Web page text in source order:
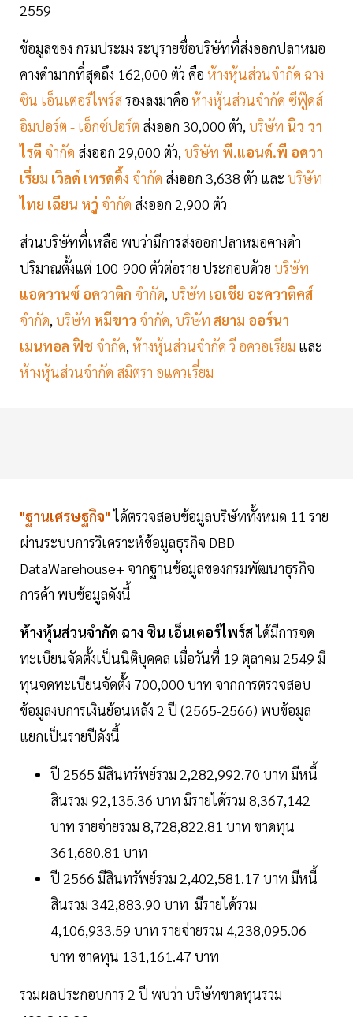
2559
ข้อมูลของ กรมประมง ระบุรายชื่อบริษัทที่ส่งออกปลาหมอ
คางดำมากที่สุดถึง 162,000 ตัว คือ ห้างหุ้นส่วนจำกัด ฉาง
ซิน เอ็นเตอร์ไพร์สรองลงมาคือ ห้างหุ้นส่วนจำกัด ซีฟู๊ดส์
อิมปอร์ต - เอ็กซ์ปอร์ต ส่งออก 30,000 ตัว, บริษัท นิว วา
ไรตี จำกัด ส่งออก 29,000 ตัว, บริษัท พี.แอนด์.พี อควา
เรี่ยม เวิลด์ เทรดดิ้ง จำกัด ส่งออก 3,638 ตัว และ บริษัท
ไทย เฉียน หวู่ จำกัด ส่งออก 2,900 ตัว
ส่วนบริษัทที่เหลือ พบว่ามีการส่งออกปลาหมอคางดำ
ปริมาณตั้งแต่ 100-900 ตัวต่อราย ประกอบด้วย บริษัท
แอดวานซ์ อควาติก จำกัด, บริษัท เอเชีย อะควาติคส์
จำกัด, บริษัท หมีขาว จำกัด, บริษัท สยาม ออร์นา
เมนทอล ฟิช จำกัด, ห้างหุ้นส่วนจำกัด วี อควอเรียม และ
ห้างหุ้นส่วนจำกัด สมิตรา อแควเรี่ยม
"ฐานเศรษฐกิจ"ได้ตรวจสอบข้อมูลบริษัททั้งหมด 11 ราย
ผ่านระบบการวิเคราะห์ข้อมูลธุรกิจ DBD
DataWarehouse+ จากฐานข้อมูลของกรมพัฒนาธุรกิจ
การค้า พบข้อมูลดังนี้
ห้างหุ้นส่วนจำกัด ฉาง ซิน เอ็นเตอร์ไพร์สได้มีการจด
ทะเบียนจัดตั้งเป็นนิติบุคคล เมื่อวันที่ 19 ตุลาคม 2549 มี
ทุนจดทะเบียนจัดตั้ง 700,000 บาท จากการตรวจสอบ
ข้อมูลงบการเงินย้อนหลัง 2 ปี (2565-2566) พบข้อมูล
แยกเป็นรายปีดังนี้
ปี 2565 มีสินทรัพย์รวม 2,282,992.70 บาท มีหนี้
สินรวม 92,135.36 บาท มีรายได้รวม 8,367,142
บาท รายจ่ายรวม 8,728,822.81 บาท ขาดทุน
361,680.81 บาท
ปี 2566 มีสินทรัพย์รวม 2,402,581.17 บาท มีหนี้
สินรวม 342,883.90 บาท มีรายได้รวม
4,106,933.59 บาท รายจ่ายรวม 4,238,095.06
บาท ขาดทุน 131,161.47 บาท
รวมผลประกอบการ 2 ปี พบว่า บริษัทขาดทุนรวม